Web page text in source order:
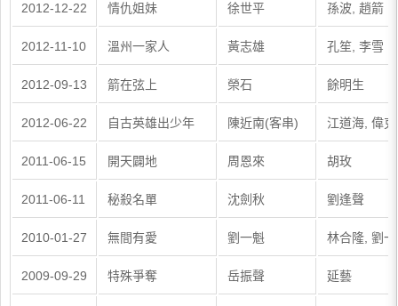
2012-12-22 情仇姐妹 徐世平 孫波, 趙箭
2012-11-10 溫州一家人 黃志雄 孔笙, 李雪
2012-09-13 箭在弦上 榮石 餘明生
2012-06-22 自古英雄出少年 陳近南(客串) 江道海, 偉克
2011-06-15 開天闢地 周恩來 胡玫
2011-06-11 秘殺名單 沈劍秋 劉逢聲
2010-01-27 無間有愛 劉一魁 林合隆, 劉
2009-09-29 特殊爭奪 岳振聲 延藝